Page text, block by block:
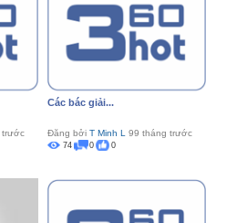
trước
Các bác giải...
Đăng bởi T Minh L 99 tháng trước
74 0 0